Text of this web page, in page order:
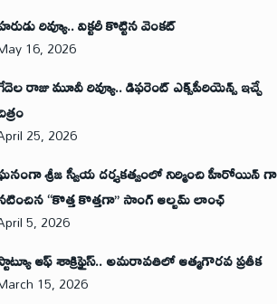
రివ్యూ.. విక్టరీ కొట్టిన వెంకట్
16, 2026
రాజు మూవీ రివ్యూ.. డిఫరెంట్ ఎక్స్‌పీరియెన్స్ ఇచ్చే
25, 2026
శ్రీజ స్వీయ దర్శకత్వంలో నిర్మించి హీరోయిన్ గా
“కొత్త కొత్తగా” సాంగ్ ఆల్బమ్ లాంఛ్
5, 2026
ఆఫ్ శాక్రిఫైస్.. అమరావతిలో ఆత్మగౌరవ ప్రతీక
15, 2026